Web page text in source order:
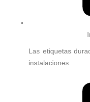
Las etiquetas
instalaciones.